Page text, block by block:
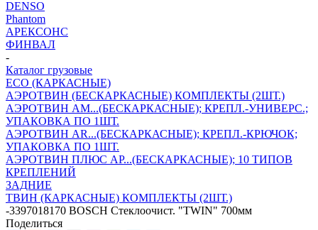
DENSO
Phantom
АРЕКСОНС
ФИНВАЛ
-
Каталог грузовые
ECO (КАРКАСНЫЕ)
АЭРОТВИН (БЕСКАРКАСНЫЕ) КОМПЛЕКТЫ (2ШТ.)
АЭРОТВИН AM...(БЕСКАРКАСНЫЕ); КРЕПЛ.-УНИВЕРС.;
УПАКОВКА ПО 1ШТ.
АЭРОТВИН AR...(БЕСКАРКАСНЫЕ); КРЕПЛ.-КРЮЧОК;
УПАКОВКА ПО 1ШТ.
АЭРОТВИН ПЛЮС AP...(БЕСКАРКАСНЫЕ); 10 ТИПОВ
КРЕПЛЕНИЙ
ЗАДНИЕ
ТВИН (КАРКАСНЫЕ) КОМПЛЕКТЫ (2ШТ.)
-3397018170 BOSCH Стеклоочист. "TWIN" 700мм
Поделиться